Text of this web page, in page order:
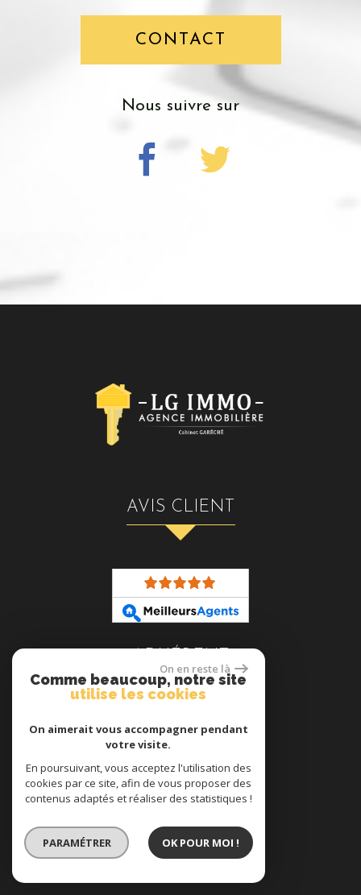
CONTACT
Nous suivre sur
AVIS CLIENT
se connecter
On en reste là
Comme beaucoup, notre site
utilise les cookies
On aimerait vous accompagner pendant
votre visite.
En poursuivant, vous acceptez l'utilisation des
cookies par ce site, afin de vous proposer des
contenus adaptés et réaliser des statistiques !
PARAMÉTRER OK POUR MOI !